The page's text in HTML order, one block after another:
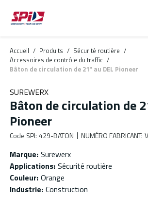
Aller au contenu principal
Skip to menu
Skip to footer
Accueil / Produits / Sécurité routière /
Accessoires de contrôle du traffic /
Bâton de circulation de 21" au DEL Pioneer
SUREWERX
Bâton de circulation de
Pioneer
Code SPI: 429-BATON NUMÉRO FABRICANT:
Marque: Surewerx
Applications: Sécurité routière
Couleur: Orange
Industrie: Construction